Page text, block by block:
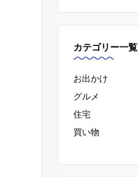
カテゴリー一覧
お出かけ
グルメ
住宅
買い物